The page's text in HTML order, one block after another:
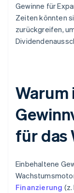
Gewinne für
Zeiten könnten
zurückgreifen,
Warum
für das
Einbehaltene
Finanzierung (z.